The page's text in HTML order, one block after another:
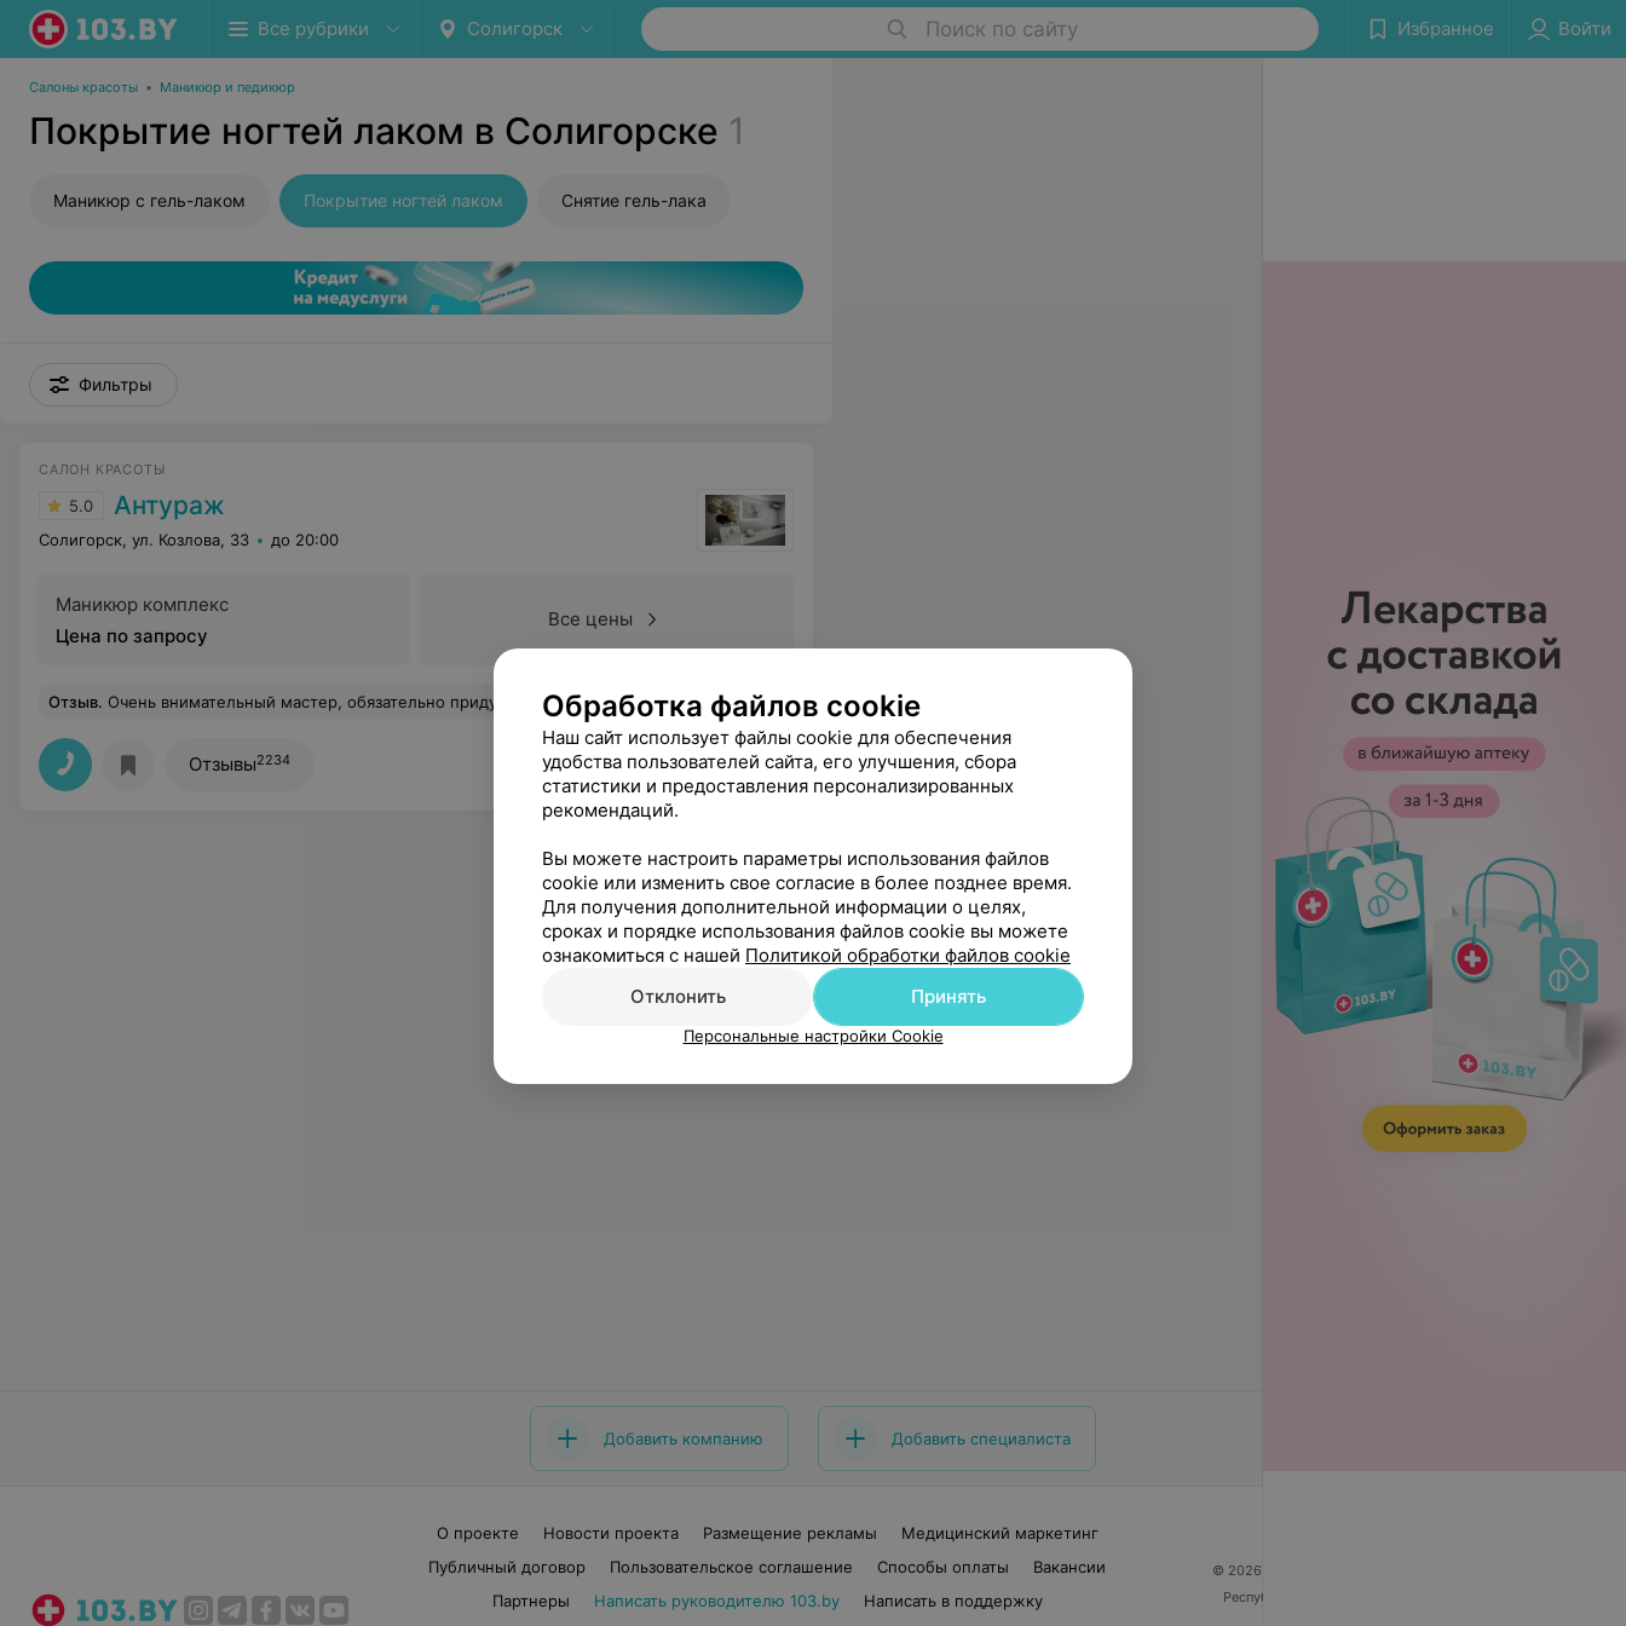
Все рубрики Солигорск Поиск по сайту Избранное Войти
Салоны красоты • Маникюр и педикюр
Покрытие ногтей лаком в Солигорске 1
Маникюр с гель-лаком Покрытие ногтей лаком Снятие гель-лака
Фильтры
САЛОН КРАСОТЫ
5.0 Антураж
Солигорск, ул. Козлова, 33 до 20:00
Маникюр комплекс
Цена по запросу
Все цены
Отзыв. Очень внимательный мастер, обязательно приду к ней ещё!!! Еще
Отзывы2234
Добавить компанию Добавить специалиста
О проекте Новости проекта Размещение рекламы
Медицинский маркетинг
Публичный договор
Пользовательское соглашение Способы оплаты
Вакансии
Партнеры
Написать руководителю 103.by
Написать в поддержку
© 2026 ООО «Артокс Лаб», УНП 191700409
Республика Беларусь, г. Минск, улица Толбухина, 2,
Обработка файлов cookie
Наш сайт использует файлы cookie для обеспечения
удобства пользователей сайта, его улучшения, сбора
статистики и предоставления персонализированных
рекомендаций.
Вы можете настроить параметры использования файлов
cookie или изменить свое согласие в более позднее время.
Для получения дополнительной информации о целях,
сроках и порядке использования файлов cookie вы можете
ознакомиться с нашей Политикой обработки файлов cookie
Отклонить
Принять
Персональные настройки Cookie